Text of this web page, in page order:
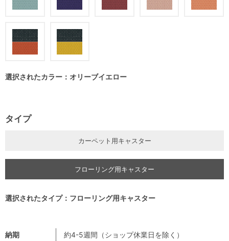
納期
約4-5週間（ショップ休業日を除く）
選択されたカラー：オリーブイエロー
タイプ
カーペット用キャスター
フローリング用キャスター
選択されたタイプ：フローリング用キャスター